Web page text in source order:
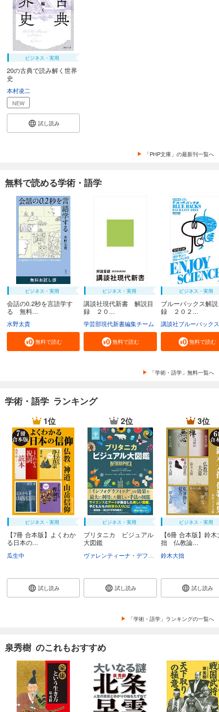
ビジネス・実用
20の古典で読み解く世界
史
本村凌二
NEW
試し読み
「PHP文庫」の最新刊一覧へ
無料で読める学術・語学
ビジネス・実用
会話の0.2秒を言語学す
る 無料...
水野太貴
無料で読む
ビジネス・実用
講談社現代新書 解説目
録 ２０...
学芸部現代新書編集チーム
無料で読む
ビジネス・実用
ブルーバックス解
録 ２０２...
講談社ブルーバックス
無料で読む
「学術・語学」無料一覧へ
学術・語学 ランキング
1位
ビジネス・実用
【7冊 合本版】よくわか
る日本の...
瓜生中
試し読み
2位
ビジネス・実用
ブリタニカ ビジュアル
大図鑑
アンドリュー・
試し読み
3位
ビジネス・実用
【6冊 合本版】鈴木
拙 仏教論...
鈴木大拙
試し読み
「学術・語学」ランキングの一覧へ
泉秀樹 のこれもおすすめ